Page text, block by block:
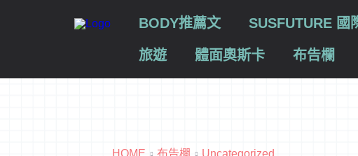
BODY推薦文 SUSFUTURE 國
旅遊 體面奧斯卡 布告欄
HOME 布告欄 Uncategorized